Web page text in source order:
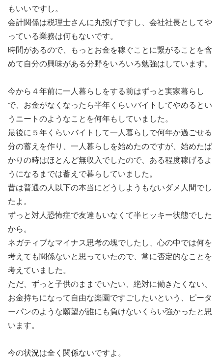
もいいですし。
会計関係は税理士さんに丸投げですし、会社社長としてや
っている業務は何もないです。
時間があるので、もっとお金を稼ぐことに繋がることを含
めて自分の興味がある分野をいろいろ勉強はしています。
今から４年前に一人暮らしをする前はずっと実家暮らし
で、お金がなくなったら半年くらいバイトしてやめるとい
うニートのようなことを何年もしていました。
最後に５年くらいバイトして一人暮らしで何年か過ごせる
分の蓄えを作り、一人暮らしを始めたのですが、始めたば
かりの時はほとんど無収入でしたので、ある程度稼げるよ
うになるまでは蓄えで暮らしていました。
昔は普通の人以下の本当にどうしようもないダメ人間でし
たよ。
ずっと対人恐怖症で友達もいなくて半ヒッキー状態でした
から。
ネガティブなマイナス思考の塊でしたし、心の中では何を
考えても関係ないと思っていたので、常に否定的なことを
考えていました。
ただ、ずっと子供のままでいたい、絶対に働きたくない、
お金持ちになって自由な楽園ですごしたいという、ピータ
ーパンのような願望が誰にも負けないくらい強かったと思
います。
今の状況は全く関係ないですよ。